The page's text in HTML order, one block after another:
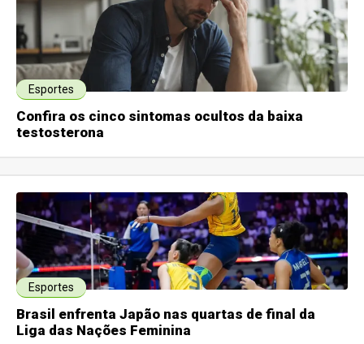
Esportes
Confira os cinco sintomas ocultos da baixa
testosterona
Esportes
Brasil enfrenta Japão nas quartas de final da
Liga das Nações Feminina